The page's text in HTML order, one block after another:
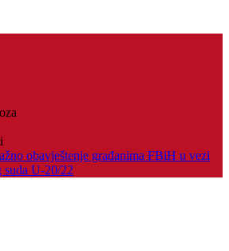
obavještenje građanima FBiH u vezi
suda U-20/22